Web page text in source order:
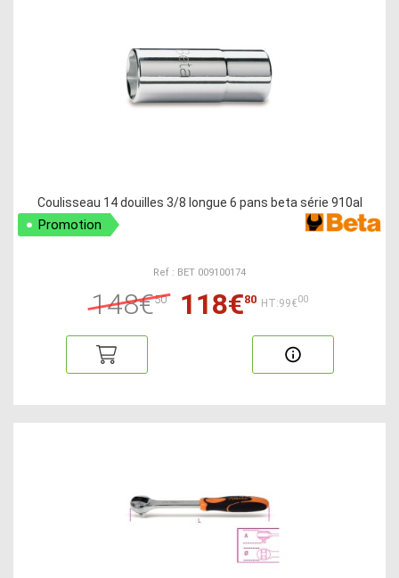
Coulisseau 14 douilles 3/8 longue 6 pans beta série 910al
Promotion
Ref : BET 009100174
148€50 118€80 HT:99€00